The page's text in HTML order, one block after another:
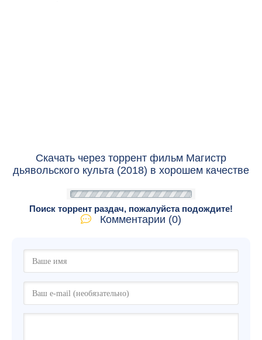
Скачать через торрент фильм Магистр
дьявольского культа (2018) в хорошем качестве
Поиск торрент раздач, пожалуйста подождите!
Комментарии (0)